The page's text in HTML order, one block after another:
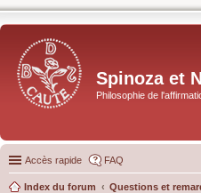
Spinoza et
Philosophie de
Accès rapide FAQ
Index du forum Questions et